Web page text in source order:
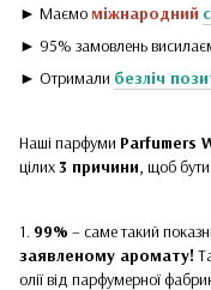
► Маємо міжнародний
► 95% замовлень
► Отримали безліч
Наші парфуми Parfumers
цілих3 причини , щоб
1. 99% – саме такий
заявленому аромату!
олії від парфумерної